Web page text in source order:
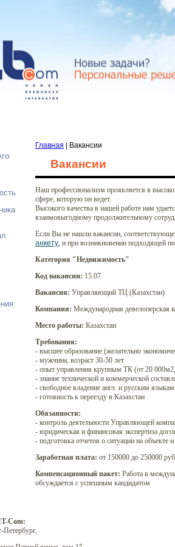
Главная | Вакансии
Вакансии
Наш профессионализм проявляется в
сфере, которую он ведет.
Высокого качества в нашей работе нам
взаимовыгодному продолжительному
Если Вы не нашли вакансии,
анкету, и при возникновении подходящей
Категория "Недвижимость"
Код вакансии: 15.07
Вакансия: Управляющий ТЦ (Казахстан)
Компания: Международная девелоперская
Место работы: Казахстан
Требования:
- высшее образование (желательно
- мужчина, возраст 30-50 лет
- опыт управления крупным ТК (от 20
- знание технической и коммерческой
- свободное владение англ. и русским
- готовность к переезду в Казахстан
Обязанности:
- контроль деятельности Управляющей
- юридическая и финансовая экспертиза
- подготовка отчетов о ситуации на объекте
Заработная плата: от 150000 до 250000
Компенсационный пакет: Работа в
обсуждается с успешным кандидатом
Com:
Петербург,